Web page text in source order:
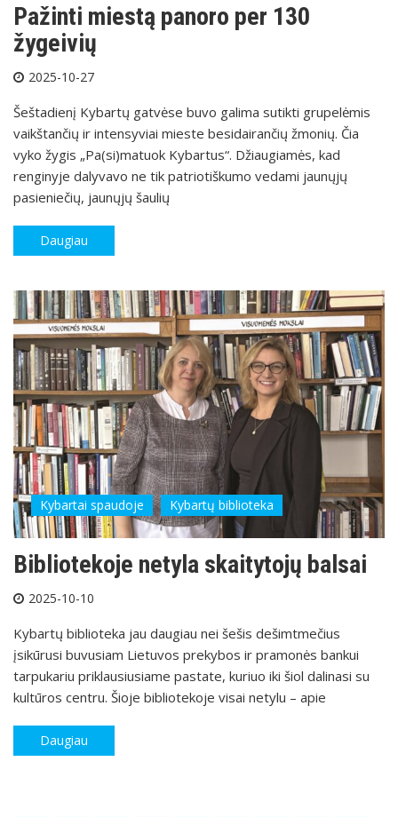
Pažinti miestą panoro per 130
žygeivių
2025-10-27
Šeštadienį Kybartų gatvėse buvo galima sutikti grupelėmis
vaikštančių ir intensyviai mieste besidairančių žmonių. Čia
vyko žygis „Pa(si)matuok Kybartus“. Džiaugiamės, kad
renginyje dalyvavo ne tik patriotiškumo vedami jaunųjų
pasieniečių, jaunųjų šaulių
Daugiau
Kybartai spaudoje Kybartų biblioteka
Bibliotekoje netyla skaitytojų balsai
2025-10-10
Kybartų biblioteka jau daugiau nei šešis dešimtmečius
įsikūrusi buvusiam Lietuvos prekybos ir pramonės bankui
tarpukariu priklausiusiame pastate, kuriuo iki šiol dalinasi su
kultūros centru. Šioje bibliotekoje visai netylu – apie
Daugiau